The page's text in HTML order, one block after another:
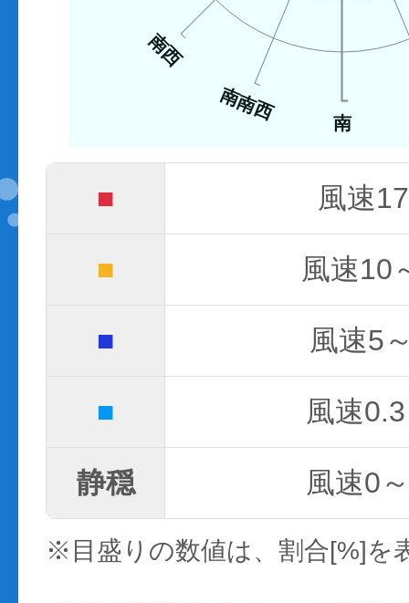
南
南南西
南西
■ 風速
■ 風速10
■ 風速5
■ 風速
静穏 風速0
※目盛りの数値は、割合[%]を